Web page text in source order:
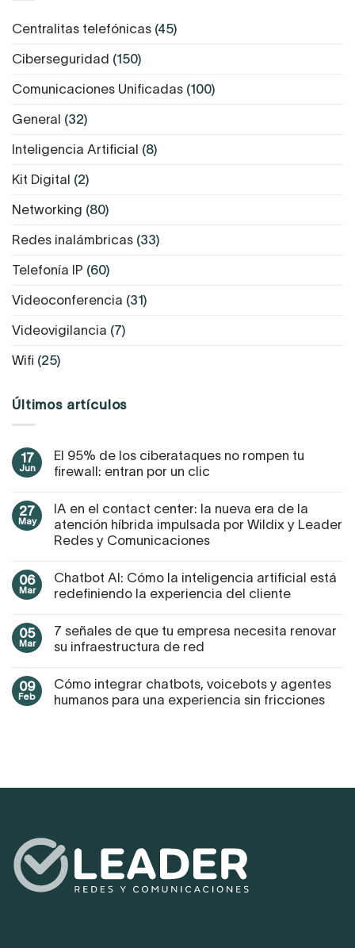
Centralitas telefónicas (45)
Ciberseguridad (150)
Comunicaciones Unificadas (100)
General (32)
Inteligencia Artificial (8)
Kit Digital (2)
Networking (80)
Redes inalámbricas (33)
Telefonía IP (60)
Videoconferencia (31)
Videovigilancia (7)
Wifi (25)
Últimos artículos
17
Jun
El 95% de los ciberataques no rompen tu
firewall: entran por un clic
27
May
IA en el contact center: la nueva era de la
atención híbrida impulsada por Wildix y Leader
Redes y Comunicaciones
06
Mar
Chatbot AI: Cómo la inteligencia artificial está
redefiniendo la experiencia del cliente
05
Mar
7 señales de que tu empresa necesita renovar
su infraestructura de red
09
Feb
Cómo integrar chatbots, voicebots y agentes
humanos para una experiencia sin fricciones